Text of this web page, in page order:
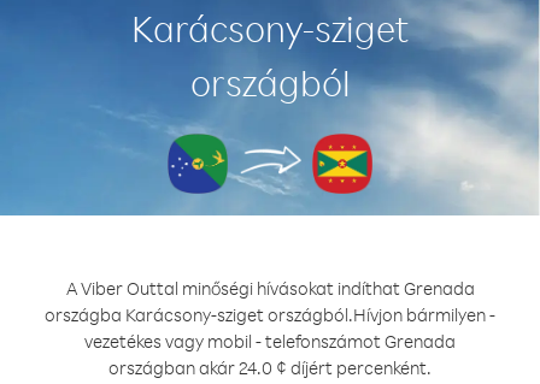
Karácsony-sziget
országból
A Viber Outtal minőségi hívásokat indíthat Grenada
országba Karácsony-sziget országból.Hívjon bármilyen -
vezetékes vagy mobil - telefonszámot Grenada
országban akár 24.0 ¢ díjért percenként.